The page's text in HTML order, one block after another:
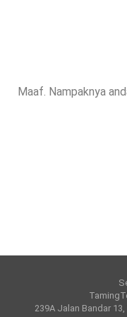
Maaf. Nampaknya
239A Jalan Bandar